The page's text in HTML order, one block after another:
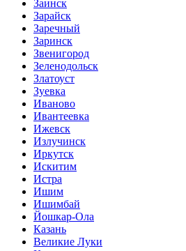
Заинск
Зарайск
Заречный
Заринск
Звенигород
Зеленодольск
Златоуст
Зуевка
Иваново
Ивантеевка
Ижевск
Излучинск
Иркутск
Искитим
Истра
Ишим
Ишимбай
Йошкар-Ола
Казань
Великие Луки